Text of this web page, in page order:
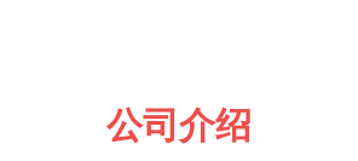
公司介绍